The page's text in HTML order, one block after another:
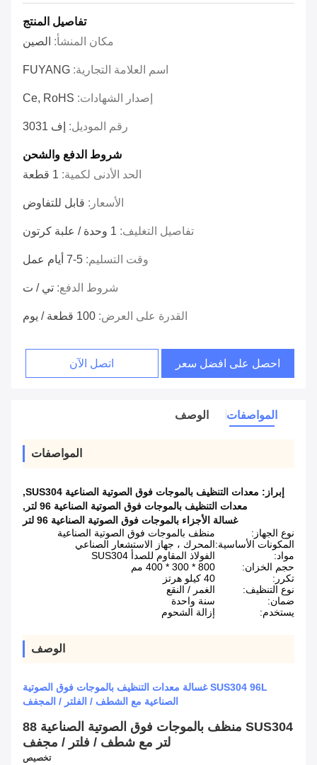
تفاصيل المنتج
مكان المنشأ: الصين
اسم العلامة التجارية: FUYANG
إصدار الشهادات: Ce, RoHS
رقم الموديل: إف 3031
شروط الدفع والشحن
الحد الأدنى لكمية: 1 قطعة
الأسعار: قابل للتفاوض
تفاصيل التغليف: 1 وحدة / علبة كرتون
وقت التسليم: 5-7 أيام عمل
شروط الدفع: تي / ت
القدرة على العرض: 100 قطعة / يوم
احصل على افضل سعر اتصل الآن
المواصفات الوصف
المواصفات
إبراز: معدات التنظيف بالموجات فوق الصوتية الصناعية SUS304
,
معدات التنظيف بالموجات فوق الصوتية الصناعية 96 لتر
,
غسالة الأجزاء بالموجات فوق الصوتية الصناعية 96 لتر
نوع الجهاز:
منظف ​​بالموجات فوق الصوتية الصناعية
المكونات الأساسية:المحرك ، جهاز الاستشعار الصناعي
مواد:
الفولاذ المقاوم للصدأ SUS304
حجم الخزان:
800 * 300 * 400 مم
تكرر:
40 كيلو هرتز
نوع التنظيف:
الغمر / النقع
ضمان:
سنة واحدة
يستخدم:
إزالة الشحوم
الوصف
SUS304 96L غسالة معدات التنظيف بالموجات فوق الصوتية
الصناعية مع الشطف / الفلتر / المجفف
SUS304 منظف بالموجات فوق الصوتية الصناعية 88
لتر مع شطف / فلتر / مجفف
تخصيص